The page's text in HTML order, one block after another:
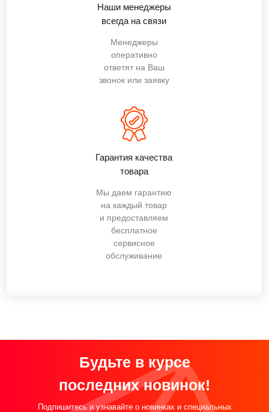
Гарантия качества
товара
Наши менеджеры
всегда на связи
Мы даем гарантию
на каждый товар
и предоставляем
бесплатное
сервисное
обслуживание
Менеджеры
оперативно
ответят на Ваш
звонок или заявку
Будьте в курсе
последних новинок!
Подпишитесь и узнавайте о новинках и специальных